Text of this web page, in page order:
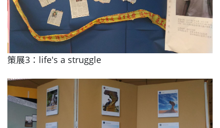
策展3：life's a struggle